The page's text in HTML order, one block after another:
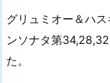
グリュミオー＆ハ
ンソナタ第
た。